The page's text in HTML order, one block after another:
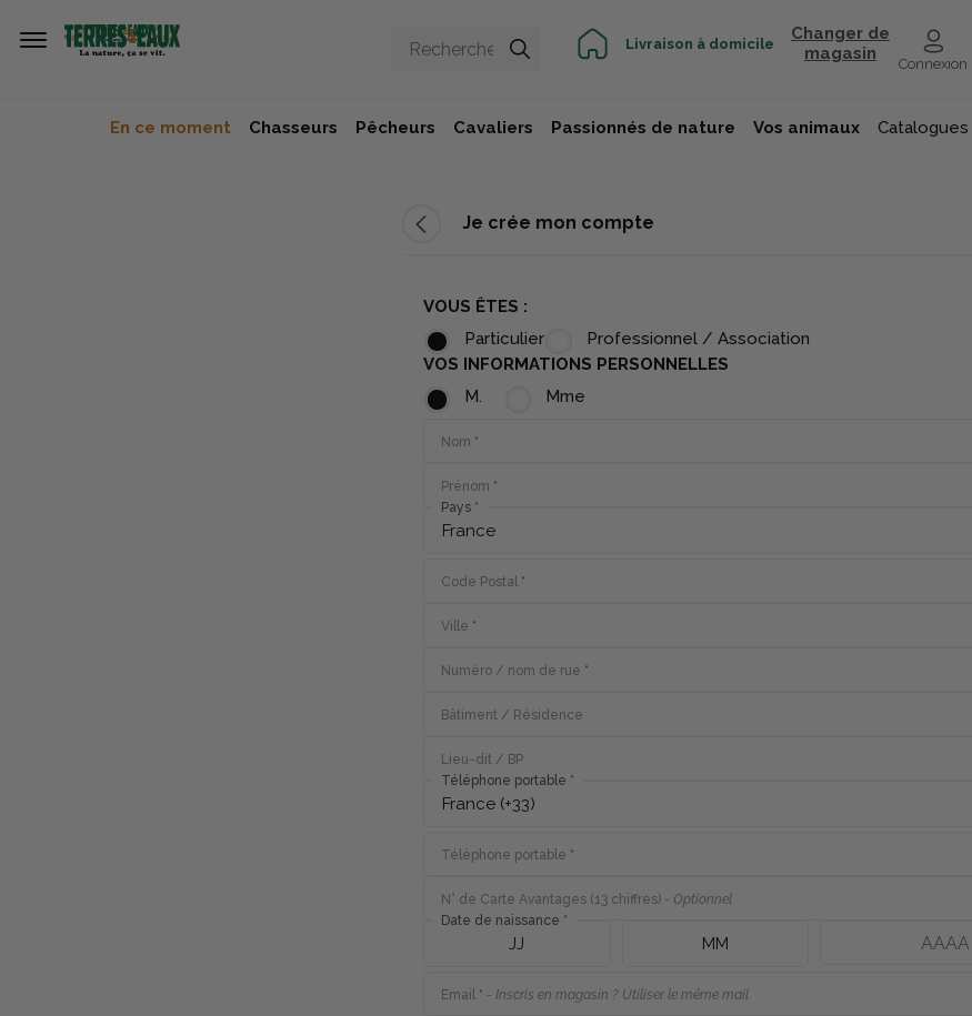
Livraison à domicile
Changer de
magasin
Connexion
En ce moment Chasseurs Pêcheurs Cavaliers Passionnés de nature Vos animaux Catalogues
Je crée mon compte
VOUS ÊTES :
Particulier
Professionnel / Association
VOS INFORMATIONS PERSONNELLES
M.
Mme
Nom *
Prénom *
Pays
Code Postal*
Ville *
Numéro / nom de rue *
Bâtiment / Résidence
Lieu-dit / BP
Téléphone portable
Téléphone portable *
N° de Carte Avantages (13 chiffres)- Optionnel
Date de naissance
Email* - Inscris en magasin ? Utiliser le même mail